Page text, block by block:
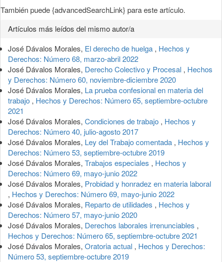
También puede {advancedSearchLink} para este artículo.
Artículos más leídos del mismo autor/a
José Dávalos Morales, El derecho de huelga , Hechos y
Derechos: Número 68, marzo-abril 2022
José Dávalos Morales, Derecho Colectivo y Procesal , Hechos
y Derechos: Número 60, noviembre-diciembre 2020
José Dávalos Morales, La prueba confesional en materia del
trabajo , Hechos y Derechos: Número 65, septiembre-octubre
2021
José Dávalos Morales, Condiciones de trabajo , Hechos y
Derechos: Número 40, julio-agosto 2017
José Dávalos Morales, Ley del Trabajo comentada , Hechos y
Derechos: Número 53, septiembre-octubre 2019
José Dávalos Morales, Trabajos especiales , Hechos y
Derechos: Número 69, mayo-junio 2022
José Dávalos Morales, Probidad y honradez en materia laboral
, Hechos y Derechos: Número 69, mayo-junio 2022
José Dávalos Morales, Reparto de utilidades , Hechos y
Derechos: Número 57, mayo-junio 2020
José Dávalos Morales, Derechos laborales irrenunciables ,
Hechos y Derechos: Número 65, septiembre-octubre 2021
José Dávalos Morales, Oratoria actual , Hechos y Derechos:
Número 53, septiembre-octubre 2019